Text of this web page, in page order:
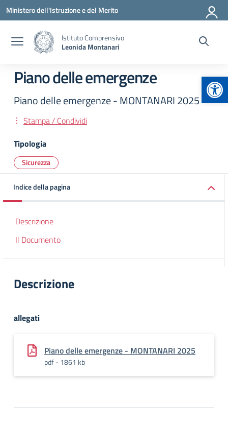
Vai ai contenuti
Vai al menu di navigazione
Vai al footer
Ministero dell'Istruzione e del Merito
Istituto Comprensivo
Leonida Montanari
Piano delle emergenze
Piano delle emergenze - MONTANARI 2025
Stampa / Condividi
Tipologia
Sicurezza
Indice della pagina
Descrizione
Il Documento
Descrizione
allegati
Piano delle emergenze - MONTANARI 2025
pdf - 1861 kb